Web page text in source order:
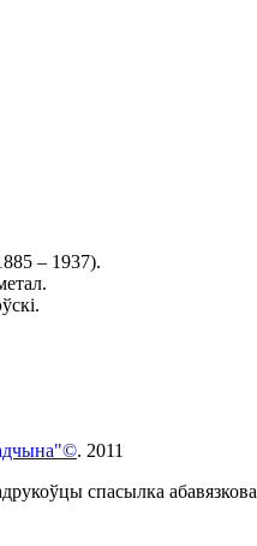
– 1937).
. 2011
спасылка абавязкова